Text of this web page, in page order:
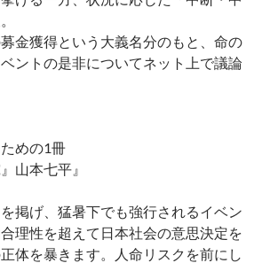
金獲得という大義名分のもと、命の
ントの是非についてネット上で議論
めの1冊
山本七平』
を掲げ、猛暑下でも強行されるイベン
理性を超えて日本社会の意思決定を
体を暴きます。人命リスクを前にし